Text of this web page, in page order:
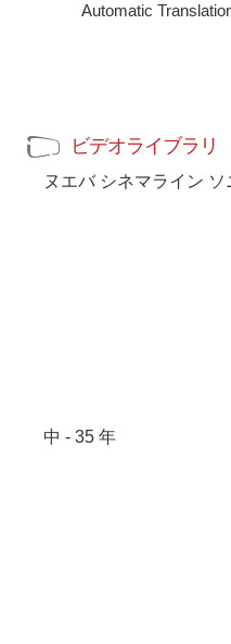
Automatic
ビデオライブラリ
ヌエバ シネマライン
中 - 35 年